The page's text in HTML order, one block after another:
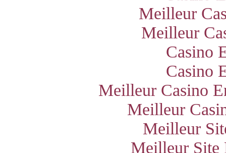
Meilleur
Meilleur
Casino
Casino
Meilleur Casino
Meilleur
Meilleur
Meilleur Site